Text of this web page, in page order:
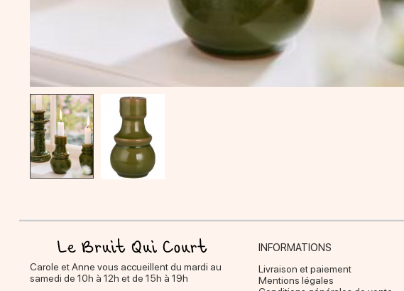
Carole et Anne vous accueillent du mardi au
samedi de 10h à 12h et de 15h à 19h
INFORMATIONS
Livraison et paiement
Mentions légales